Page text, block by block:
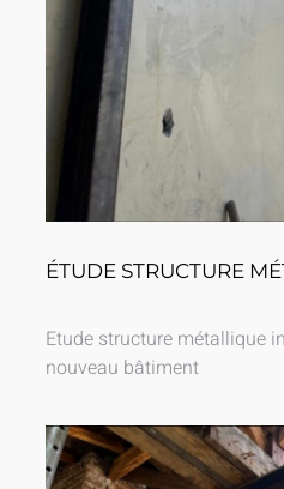
ÉTUDE STRUCTURE
Etude structure métallique
nouveau bâtiment